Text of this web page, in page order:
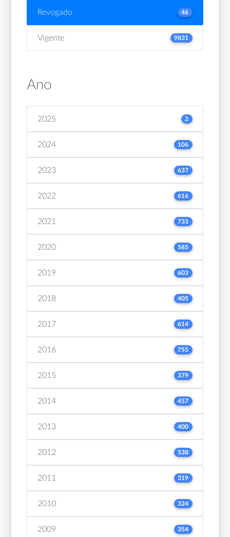
Revogado 46
Vigente 9831
Ano
2025 2
2024 106
2023 637
2022 616
2021 733
2020 585
2019 603
2018 405
2017 614
2016 755
2015 379
2014 457
2013 400
2012 538
2011 319
2010 324
2009 354